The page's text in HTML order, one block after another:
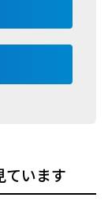
ています